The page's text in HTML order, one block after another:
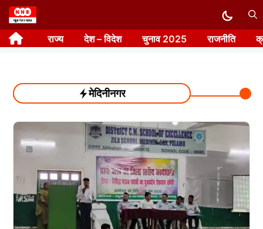
Skip
to
content राज्य देश – विदेश चुनाव 2025 राजनीति
मेदिनीनगर